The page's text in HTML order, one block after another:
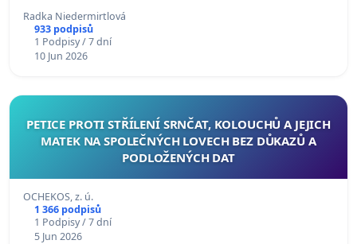
Radka Niedermirtlová
933 podpisů
1 Podpisy / 7 dní
10 Jun 2026
PETICE PROTI STŘÍLENÍ SRNČAT, KOLOUCHŮ A JEJICH
MATEK NA SPOLEČNÝCH LOVECH BEZ DŮKAZŮ A
PODLOŽENÝCH DAT
OCHEKOS, z. ú.
1 366 podpisů
1 Podpisy / 7 dní
5 Jun 2026